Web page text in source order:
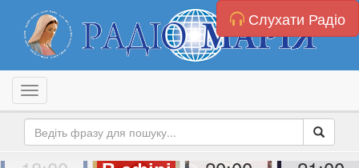
Слухати Радіо
Toggle navigation